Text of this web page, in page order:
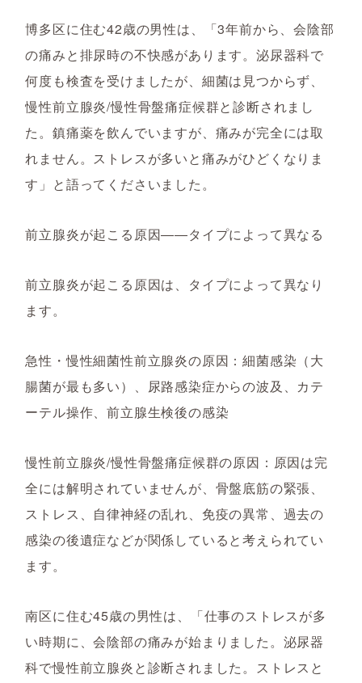
博多区に住む42歳の男性は、「3年前から、会陰部
の痛みと排尿時の不快感があります。泌尿器科で
何度も検査を受けましたが、細菌は見つからず、
慢性前立腺炎/慢性骨盤痛症候群と診断されまし
た。鎮痛薬を飲んでいますが、痛みが完全には取
れません。ストレスが多いと痛みがひどくなりま
す」と語ってくださいました。
前立腺炎が起こる原因――タイプによって異なる
前立腺炎が起こる原因は、タイプによって異なり
ます。
急性・慢性細菌性前立腺炎の原因：細菌感染（大
腸菌が最も多い）、尿路感染症からの波及、カテ
ーテル操作、前立腺生検後の感染
慢性前立腺炎/慢性骨盤痛症候群の原因：原因は完
全には解明されていませんが、骨盤底筋の緊張、
ストレス、自律神経の乱れ、免疫の異常、過去の
感染の後遺症などが関係していると考えられてい
ます。
南区に住む45歳の男性は、「仕事のストレスが多
い時期に、会陰部の痛みが始まりました。泌尿器
科で慢性前立腺炎と診断されました。ストレスと